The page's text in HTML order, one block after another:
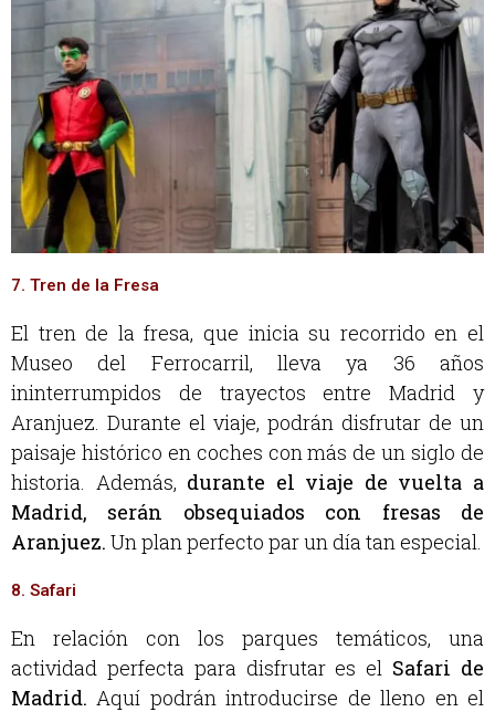
7. Tren de la Fresa
El tren de la fresa, que inicia su recorrido en el
Museo del Ferrocarril, lleva ya 36 años
ininterrumpidos de trayectos entre Madrid y
Aranjuez. Durante el viaje, podrán disfrutar de un
paisaje histórico en coches con más de un siglo de
historia. Además, durante el viaje de vuelta a
Madrid, serán obsequiados con fresas de
Aranjuez. Un plan perfecto par un día tan especial.
8. Safari
En relación con los parques temáticos, una
actividad perfecta para disfrutar es el Safari de
Madrid. Aquí podrán introducirse de lleno en el